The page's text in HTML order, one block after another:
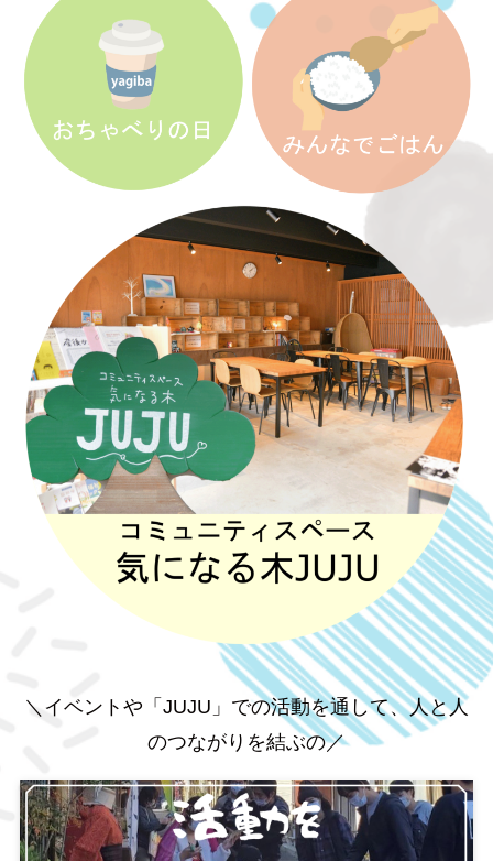
＼イベントや「JUJU」での活動を通して、人と人
のつながりを結ぶの／